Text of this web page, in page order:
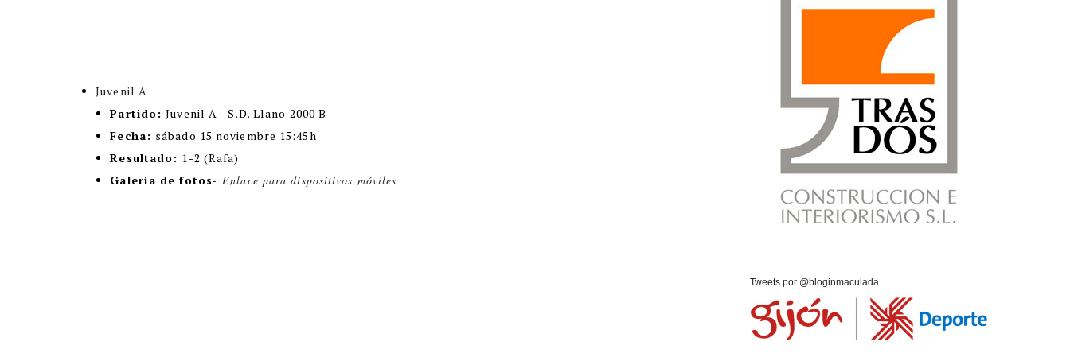
Juvenil A
Partido:Juvenil A - S.D. Llano 2000 B
Fecha: sábado 15 noviembre 15:45h
Resultado: 1-2 (Rafa)
Galería de fotos-Enlace para dispositivos móviles
Tweets por @bloginmaculada